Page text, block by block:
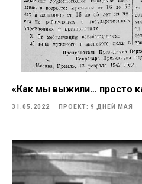
«Как мы выжили… просто
31.05.2022 ПРОЕКТ: 9 ДНЕЙ МАЯ